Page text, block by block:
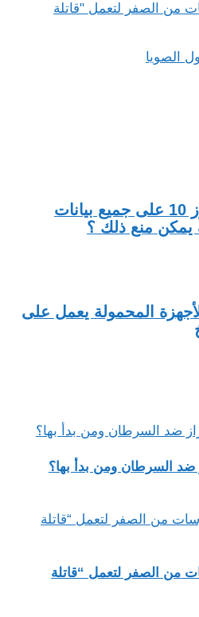
من الصفر لتعمل "قاتلة
الصويا
هل يتجسس ويندوز 10 على جميع بيانات
منع ذلك ؟
المحمولة يعمل على
ضد السرطان ومن بدأ بها؟
من الصفر لتعمل “قاتلة